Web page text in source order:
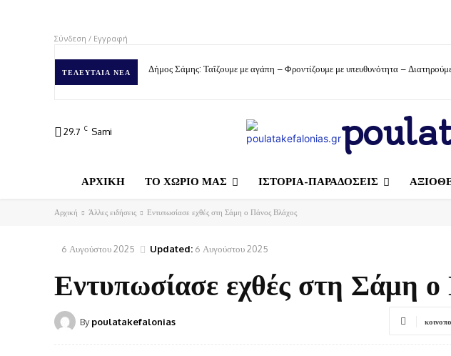
Σύνδεση / Εγγραφή
ΤΕΛΕΥΤΑΊΑ ΝΈΑ Δήμος Σάμης: Ταΐζουμε με αγάπη – Φροντίζουμε με υπευθυνότητα –
29.7 C Sami
ΑΡΧΙΚΗ ΤΟ ΧΩΡΙΟ ΜΑΣ ΙΣΤΟΡΙΑ-ΠΑΡΑΔΟΣΕΙΣ
Αρχική Άλλες ειδήσεις Εντυπωσίασε εχθές στη Σάμη ο Πάνος Βλάχος
6 Αυγούστου 2025 Updated: 6 Αυγούστου 2025
Εντυπωσίασε εχθές στη Σάμη
By poulatakefalonias